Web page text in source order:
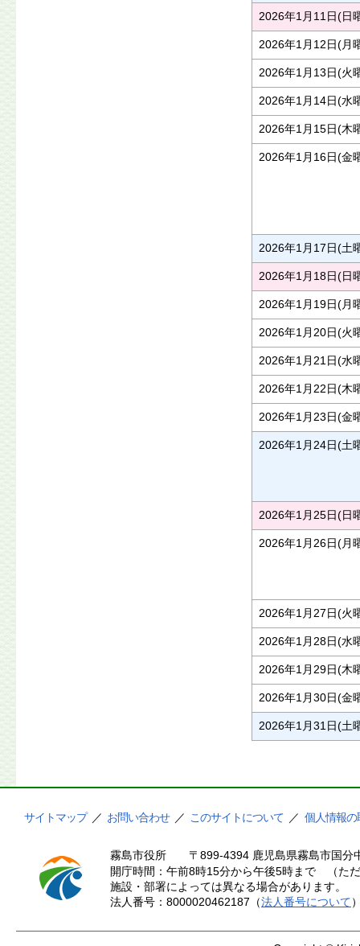
2026年1月11日(日
2026年1月12日(月
2026年1月13日(火
2026年1月14日(水
2026年1月15日(木
2026年1月16日(金
2026年1月17日(土
2026年1月18日(日
2026年1月19日(月
2026年1月20日(火
2026年1月21日(水
2026年1月22日(木
2026年1月23日(金
2026年1月24日(土
2026年1月25日(日
2026年1月26日(月
2026年1月27日(火
2026年1月28日(水
2026年1月29日(木
2026年1月30日(金
2026年1月31日(土
サイトマップ ／ お問い合わせ ／ このサイトについて ／ 個人情報の
霧島市役所
〒899-4394 鹿児島県霧島市国
開庁時間：午前8時15分から午後5時まで （た
施設・部署によっては異なる場合があります。
法人番号：8000020462187（法人番号について